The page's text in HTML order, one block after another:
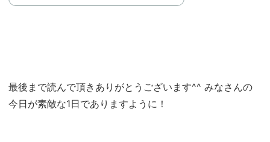
最後まで読んで頂きありがとうございます^^ みなさんの
今日が素敵な1日でありますように！